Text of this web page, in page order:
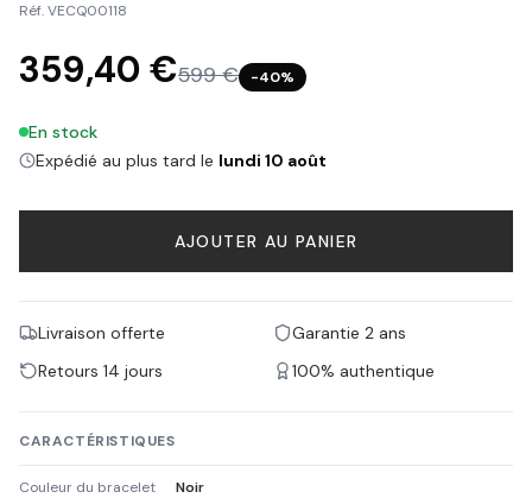
Réf.VECQ00118
359,40 €599 € −40%
En stock
Expédié au plus tard le lundi 10 août
AJOUTER AU PANIER
Livraison offerte
Garantie 2 ans
Retours 14 jours
100% authentique
CARACTÉRISTIQUES
Couleur du bracelet Noir